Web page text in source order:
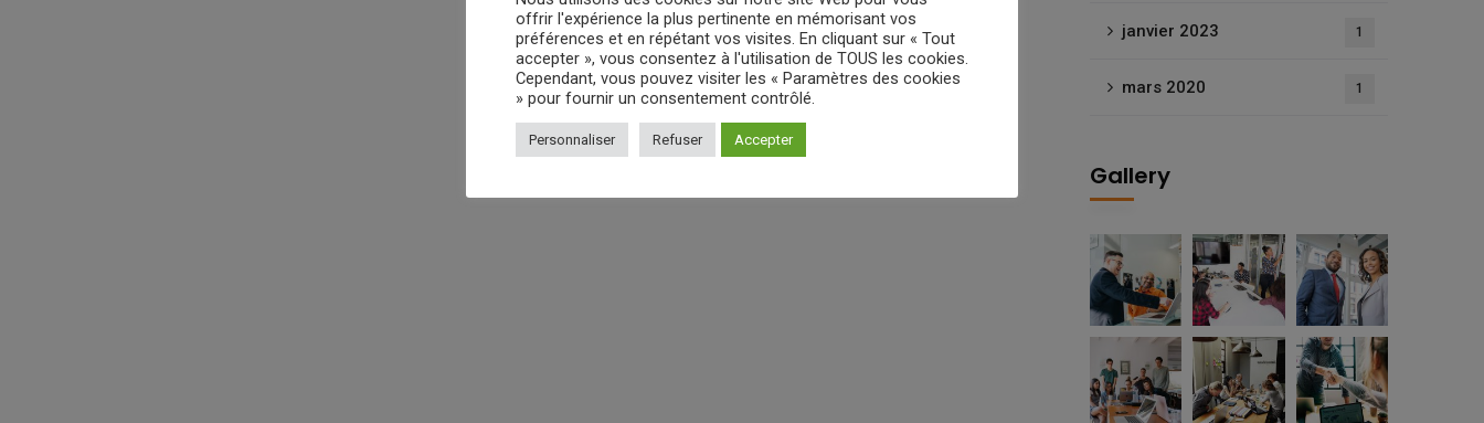
janvier 2023 1
mars 2020 1
Gallery
offrir l'expérience la plus pertinente en mémorisant vos
préférences et en répétant vos visites. En cliquant sur « Tout
accepter », vous consentez à l'utilisation de TOUS les cookies.
Cependant, vous pouvez visiter les « Paramètres des cookies
» pour fournir un consentement contrôlé.
Personnaliser Refuser Accepter